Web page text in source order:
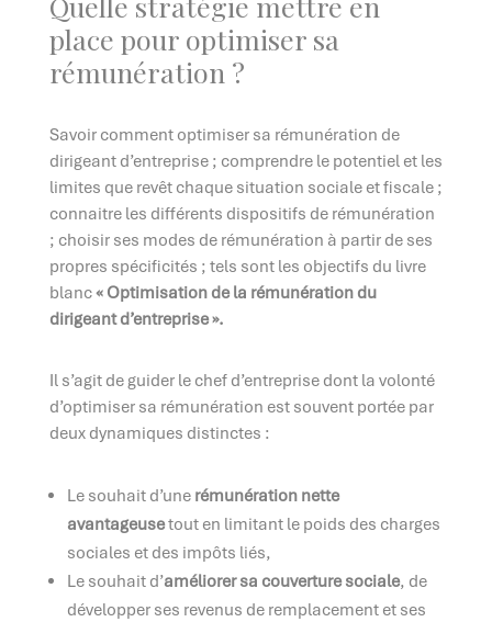
place pour optimiser sa
rémunération ?
Savoir comment optimiser sa rémunération de
dirigeant d’entreprise ; comprendre le potentiel et les
limites que revêt chaque situation sociale et fiscale ;
connaitre les différents dispositifs de rémunération
; choisir ses modes de rémunération à partir de ses
propres spécificités ; tels sont les objectifs du livre
blanc« Optimisation de la rémunération du
dirigeant d’entreprise ».
Il s’agit de guider le chef d’entreprise dont la volonté
d’optimiser sa rémunération est souvent portée par
deux dynamiques distinctes :
Le souhait d’une rémunération nette
avantageusetout en limitant le poids des charges
sociales et des impôts liés,
Le souhait d’améliorer sa couverture sociale, de
développer ses revenus de remplacement et ses